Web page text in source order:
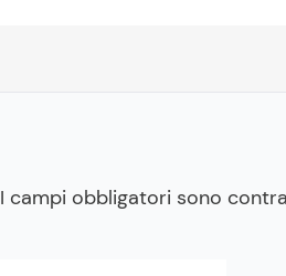
I campi obbligatori sono